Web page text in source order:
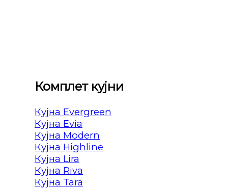
Комплет кујни
Кујна Evergreen
Кујна Evia
Кујна Modern
Кујна Highline
Кујна Lira
Кујна Riva
Кујна Tara